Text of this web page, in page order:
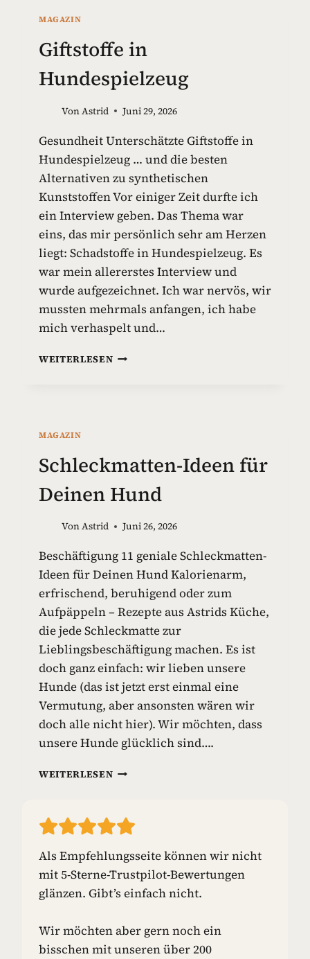
MAGAZIN
Giftstoffe in
Hundespielzeug
VonAstrid Juni 29, 2026
Gesundheit Unterschätzte Giftstoffe in
Hundespielzeug … und die besten
Alternativen zu synthetischen
Kunststoffen Vor einiger Zeit durfte ich
ein Interview geben. Das Thema war
eins, das mir persönlich sehr am Herzen
liegt: Schadstoffe in Hundespielzeug. Es
war mein allererstes Interview und
wurde aufgezeichnet. Ich war nervös, wir
mussten mehrmals anfangen, ich habe
mich verhaspelt und…
WEITERLESENG
F
E
I
H
N
D
E
P
I
E
L
Z
E
U
G
MAGAZIN
Schleckmatten-Ideen für
Deinen Hund
VonAstrid Juni 26, 2026
Beschäftigung 11 geniale Schleckmatten-
Ideen für Deinen Hund Kalorienarm,
erfrischend, beruhigend oder zum
Aufpäppeln – Rezepte aus Astrids Küche,
die jede Schleckmatte zur
Lieblingsbeschäftigung machen. Es ist
doch ganz einfach: wir lieben unsere
Hunde (das ist jetzt erst einmal eine
Vermutung, aber ansonsten wären wir
doch alle nicht hier). Wir möchten, dass
unsere Hunde glücklich sind….
WEITERLESENS
E
K
M
A
T
E
N
Als Empfehlungsseite können wir nicht
mit 5-Sterne-Trustpilot-Bewertungen
glänzen. Gibt’s einfach nicht.
Wir möchten aber gern noch ein
bisschen mit unseren über 200